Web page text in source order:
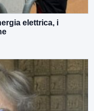
elettrica, i